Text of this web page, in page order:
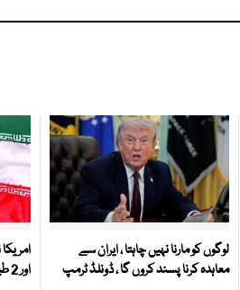
لوگوں کو مارنا نہیں چاہتا ، ایران سے
معاہدہ کرنا پسند کروں گا ، ڈونلڈ ٹرمپ
اور 2 طیاروں پر عائد پابندیاں ختم کر دیں